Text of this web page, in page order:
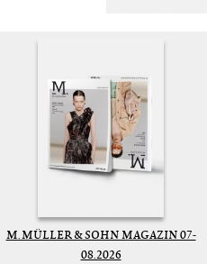
M. MÜLLER & SOHN MAGAZIN 07-
08.2026